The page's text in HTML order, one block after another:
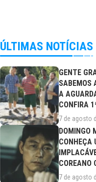
ÚLTIMAS NOTÍCIAS
GENTE
SABEMOS
A
CONFIRA
ELENCO!
7 de agosto
DOMINGO
CONHEÇA
COREANO
DRAMA
7 de agosto